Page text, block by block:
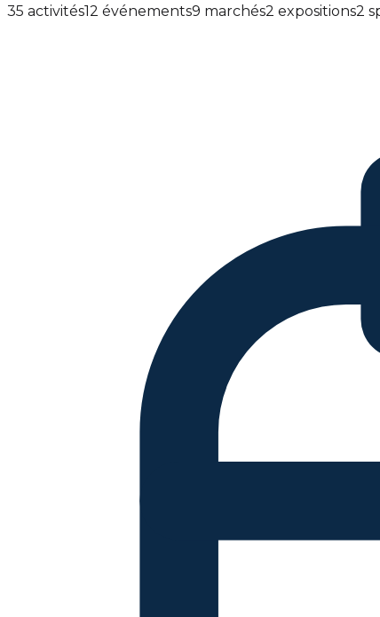
35 activités12 événements9 marchés2 expositions2